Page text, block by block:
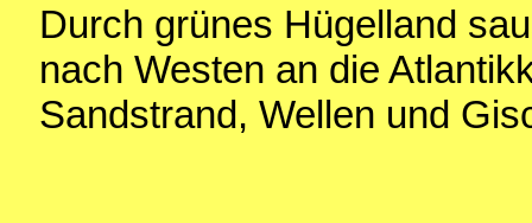
Durch grünes Hügelland
nach Westen an die
Sandstrand, Wellen und